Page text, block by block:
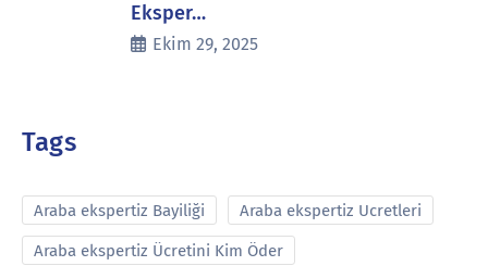
Eksper…
Ekim 29, 2025
Tags
Araba ekspertiz Bayiliği Araba ekspertiz Ucretleri
Araba ekspertiz Ücretini Kim Öder